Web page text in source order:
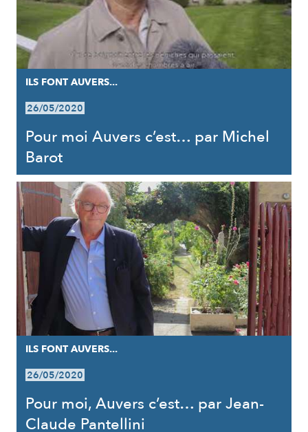
ILS FONT AUVERS...
26/05/2020
Pour moi Auvers c’est… par Michel
Barot
ILS FONT AUVERS...
26/05/2020
Pour moi, Auvers c’est… par Jean-
Claude Pantellini